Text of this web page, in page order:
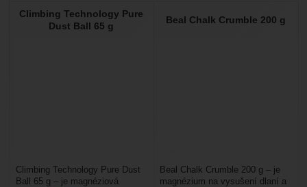
Climbing Technology Pure
Dust Ball 65 g
Climbing Technology Pure Dust
Ball 65 g – je magnéziová
Beal Chalk Crumble 200 g
Beal Chalk Crumble 200 g – je
magnézium na vysušení dlaní a